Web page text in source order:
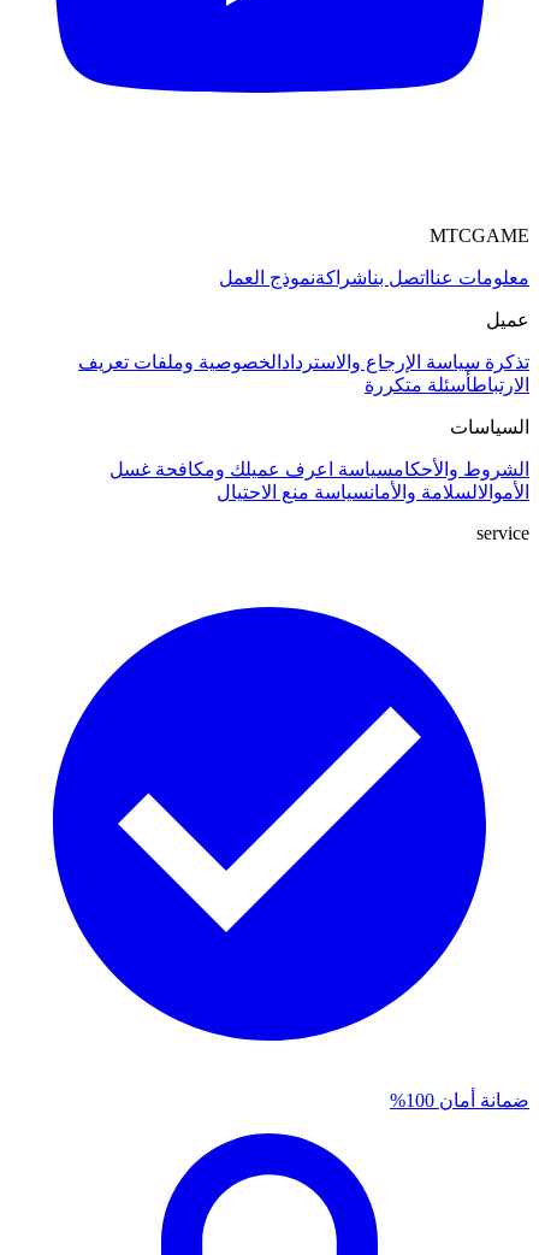
MTCGAME
معلومات عنا اتصل بناشراكةنموذج العمل
عميل
تذكرة سياسة الإرجاع والاسترداد الخصوصية وملفات تعريف
الارتباطأسئلة متكررة
السياسات
الشروط والأحكامسياسة اعرف عميلك ومكافحة غسل
الأموالالسلامة والأمانسياسة منع الاحتيال
service
ضمانة أمان 100%